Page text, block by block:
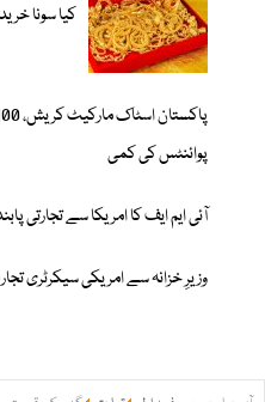
کیا سونا
پوائنٹس کی کمی
آئی ایم ایف کا امریکا سے تجارتی
وزیرِ خزانہ سے امریکی سیکرٹری